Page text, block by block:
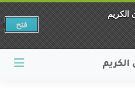
الكريم
فتح